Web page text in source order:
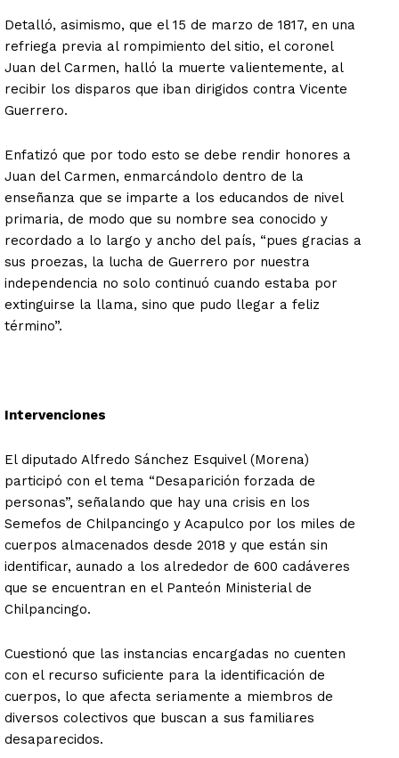
Detalló, asimismo, que el 15 de marzo de 1817, en una
refriega previa al rompimiento del sitio, el coronel
Juan del Carmen, halló la muerte valientemente, al
recibir los disparos que iban dirigidos contra Vicente
Guerrero.
Enfatizó que por todo esto se debe rendir honores a
Juan del Carmen, enmarcándolo dentro de la
enseñanza que se imparte a los educandos de nivel
primaria, de modo que su nombre sea conocido y
recordado a lo largo y ancho del país, “pues gracias a
sus proezas, la lucha de Guerrero por nuestra
independencia no solo continuó cuando estaba por
extinguirse la llama, sino que pudo llegar a feliz
término”.
Intervenciones
El diputado Alfredo Sánchez Esquivel (Morena)
participó con el tema “Desaparición forzada de
personas”, señalando que hay una crisis en los
Semefos de Chilpancingo y Acapulco por los miles de
cuerpos almacenados desde 2018 y que están sin
identificar, aunado a los alrededor de 600 cadáveres
que se encuentran en el Panteón Ministerial de
Chilpancingo.
Cuestionó que las instancias encargadas no cuenten
con el recurso suficiente para la identificación de
cuerpos, lo que afecta seriamente a miembros de
diversos colectivos que buscan a sus familiares
desaparecidos.